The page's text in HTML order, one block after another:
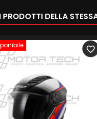
PRODOTTI DELLA
favorite_border